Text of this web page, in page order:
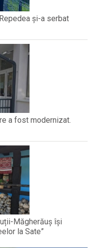
și-a serbat
a fost modernizat.
Măgherăuș își
la Sate”